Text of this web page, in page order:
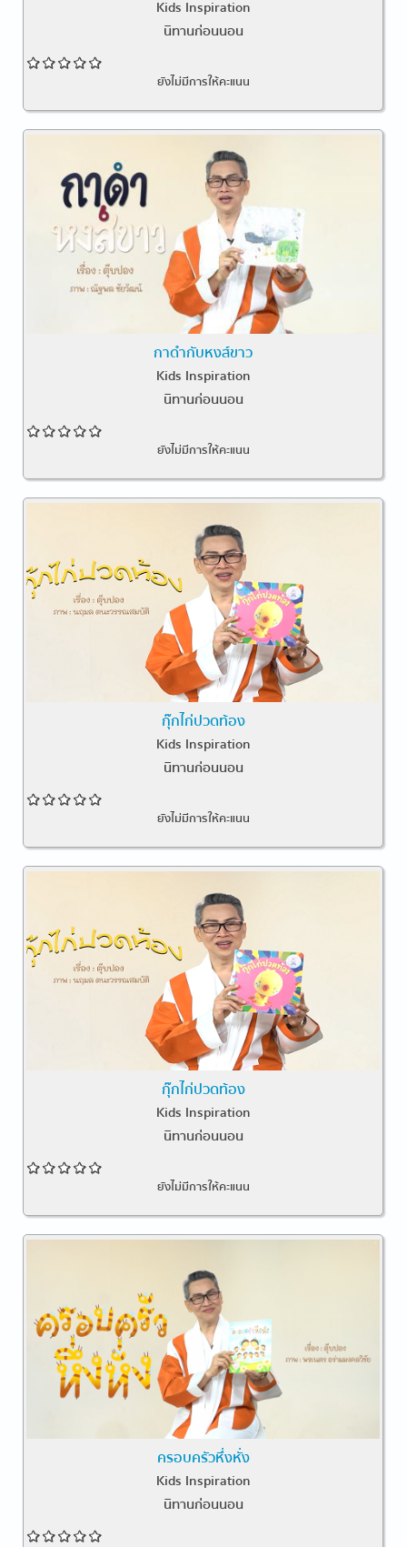
Kids Inspiration
นิทานก่อนนอน
ยังไม่มีการให้คะแนน
กาดำกับหงส์ขาว
Kids Inspiration
นิทานก่อนนอน
ยังไม่มีการให้คะแนน
กุ๊กไก่ปวดท้อง
Kids Inspiration
นิทานก่อนนอน
ยังไม่มีการให้คะแนน
กุ๊กไก่ปวดท้อง
Kids Inspiration
นิทานก่อนนอน
ยังไม่มีการให้คะแนน
ครอบครัวหึ่งหั่ง
Kids Inspiration
นิทานก่อนนอน